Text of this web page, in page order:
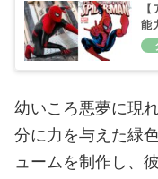
能
幼いころ悪夢に現
分に力を与えた緑
ュームを制作し、